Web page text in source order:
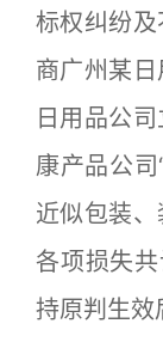
标权纠纷
商广州某
日用品公
康产品公
近似包装
各项损失
持原判生效